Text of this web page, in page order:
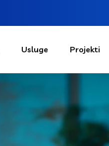
Usluge Projekti